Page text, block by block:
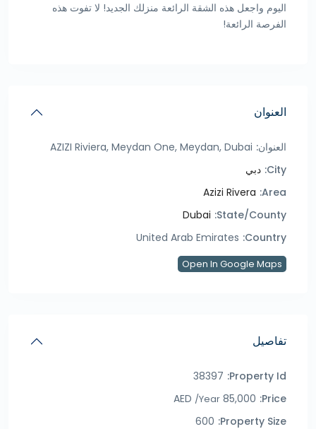
اليوم واجعل هذه الشقة الرائعة منزلك الجديد! لا تفوت هذه
الفرصة الرائعة!
العنوان
العنوان: AZIZI Riviera, Meydan One, Meydan, Dubai
City: دبي
Area:
Azizi Rivera
State/County:
Dubai
Country:
United Arab Emirates
Open In Google Maps
تفاصيل
Property Id:
38397
Price:
85,000 AED
/Year
Property Size:
600